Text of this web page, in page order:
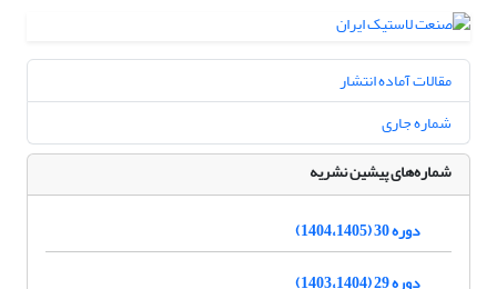
مقالات آماده انتشار
شماره جاری
شماره‌های پیشین نشریه
دوره 30 (1404،1405)
دوره 29 (1403،1404)